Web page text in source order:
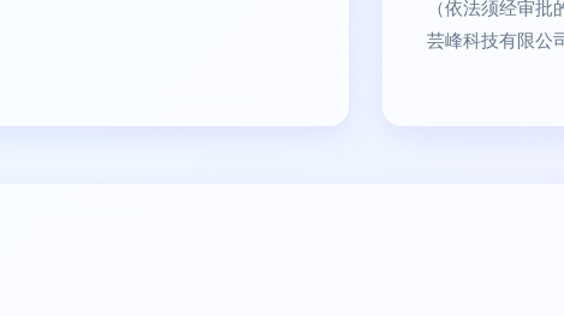
（依法须经审
芸峰科技有限公